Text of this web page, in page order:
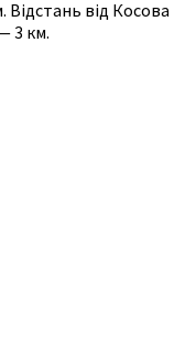
Відстань від Косова
3 км.